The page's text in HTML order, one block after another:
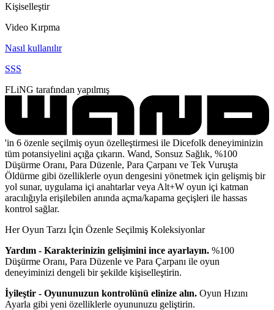
Kişiselleştir
Video Kırpma
Nasıl kullanılır
SSS
FLiNG tarafından yapılmış
'in 6 özenle seçilmiş oyun özelleştirmesi ile Dicefolk deneyiminizin
tüm potansiyelini açığa çıkarın. Wand, Sonsuz Sağlık, %100
Düşürme Oranı, Para Düzenle, Para Çarpanı ve Tek Vuruşta
Öldürme gibi özelliklerle oyun dengesini yönetmek için gelişmiş bir
yol sunar, uygulama içi anahtarlar veya Alt+W oyun içi katman
aracılığıyla erişilebilen anında açma/kapama geçişleri ile hassas
kontrol sağlar.
Her Oyun Tarzı İçin Özenle Seçilmiş Koleksiyonlar
Yardım - Karakterinizin gelişimini ince ayarlayın. %100
Düşürme Oranı, Para Düzenle ve Para Çarpanı ile oyun
deneyiminizi dengeli bir şekilde kişiselleştirin.
İyileştir - Oyununuzun kontrolünü elinize alın. Oyun Hızını
Ayarla gibi yeni özelliklerle oyununuzu geliştirin.